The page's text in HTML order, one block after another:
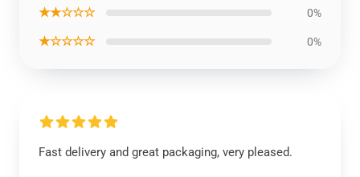
★★☆☆☆ 0%
★☆☆☆☆ 0%
Fast delivery and great packaging, very pleased.